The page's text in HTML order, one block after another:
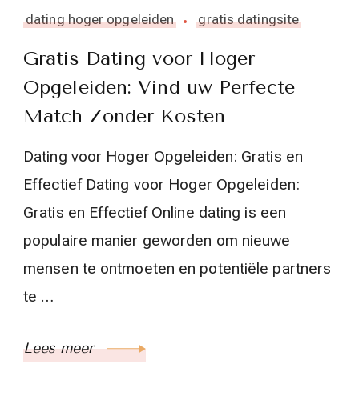
dating hoger opgeleiden gratis datingsite
Gratis Dating voor Hoger
Opgeleiden: Vind uw Perfecte
Match Zonder Kosten
Dating voor Hoger Opgeleiden: Gratis en
Effectief Dating voor Hoger Opgeleiden:
Gratis en Effectief Online dating is een
populaire manier geworden om nieuwe
mensen te ontmoeten en potentiële partners
te …
Lees meer